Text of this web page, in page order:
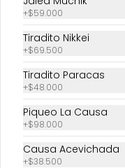
Insurgente
+$59.000
Tiradito Nikkei
+$69.500
Tiradito Paracas
+$48.000
Piqueo La Causa
+$98.000
Causa Acevichada
+$38.500